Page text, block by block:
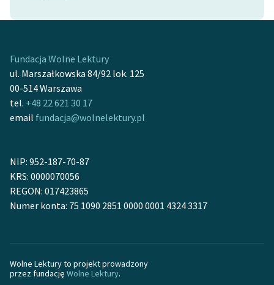
Ręce pełne poezji
twórców przechodzących
do domeny publicznej,
lektur szkolnych oraz
Starego Testamentu
Odkurzamy bohaterów
Lektur
O nas
O projekcie
Zespół
Fundacja Wolne Lektury
ul. Marszałkowska 84/92 lok. 125
00-514 Warszawa
tel. +48 22 621 30 17
email fundacja@wolnelektury.pl
NIP: 952-187-70-87
KRS: 0000070056
REGON: 017423865
Numer konta: 75 1090 2851 0000 0001 4324 3317
Wolne Lektury to projekt prowadzony
przez fundację Wolne Lektury.